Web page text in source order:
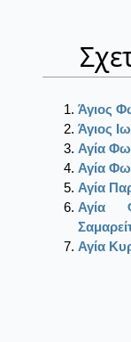
Άγιος
Άγιος
Αγία
Αγία
Αγία
Αγία
Αγία